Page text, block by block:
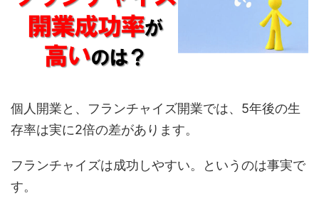
個人開業と、フランチャイズ開業では、5年後の生
存率は実に2倍の差があります。
フランチャイズは成功しやすい。というのは事実で
す。